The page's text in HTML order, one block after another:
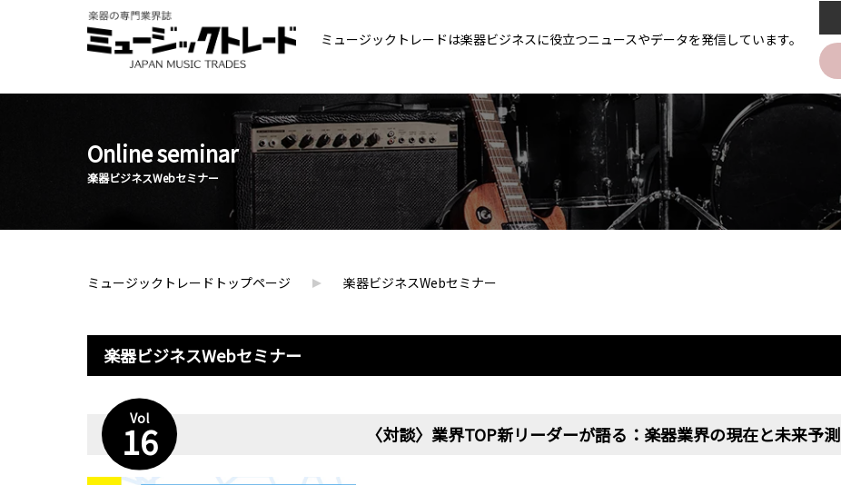
ミュージックトレードは楽器ビジネスに役立つニュースやデータを発信しています。
Online seminar
楽器ビジネスWebセミナー
ミュージックトレードトップページ 楽器ビジネスWebセミナー
楽器ビジネスWebセミナー
Vol
16 〈対談〉業界TOP新リーダーが語る：楽器業界の現在と未来予測